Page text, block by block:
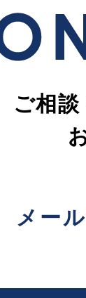
ご相
メー